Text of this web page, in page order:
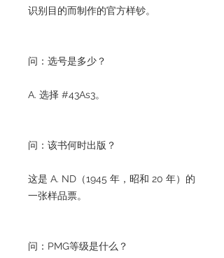
识别目的而制作的官方样钞。
问：选号是多少？
A. 选择 #43As3。
问：该书何时出版？
这是 A. ND（1945 年，昭和 20 年）的
一张样品票。
问：PMG等级是什么？